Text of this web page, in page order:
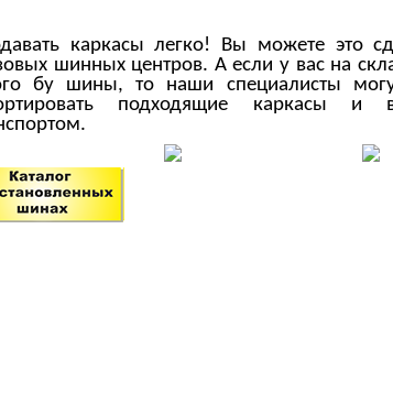
каркасы легко! Вы можете это
шинных центров. А если у вас на
бу шины, то наши специалисты
подходящие каркасы и